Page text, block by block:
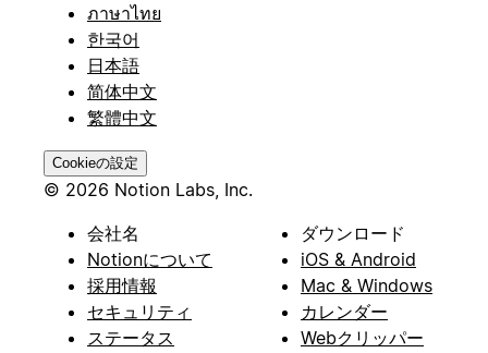
ภาษาไทย
한국어
日本語
简体中文
繁體中文
Cookieの設定
© 2026 Notion Labs, Inc.
会社名
Notionについて
採用情報
セキュリティ
ステータス
ダウンロード
iOS & Android
Mac & Windows
カレンダー
Webクリッパー